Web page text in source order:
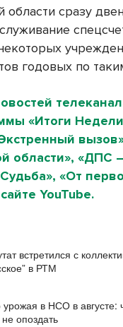
области сразу
годовых по
«Итоги
области», «ДПС
«От
YouTube.
встретился с
в РТМ
в НСО в августе:
не опоздать